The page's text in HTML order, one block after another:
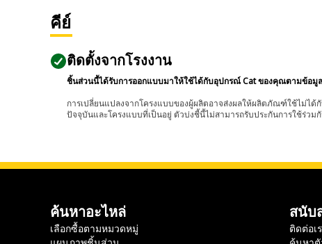
คีย์
ติดตั้งจากโรงงาน
ชิ้นส่วนนี้ได้รับการออกแบบมาให้ใช้ได้กับอุปกรณ์ Cat ของคุณตามข้อมู
การเปลี่ยนแปลงจากโครงแบบของผู้ผลิตอาจส่งผลให้ผลิตภัณฑ์ใช้ไม่
ปัจจุบันและโครงแบบที่เป็นอยู่ ตัวบ่งชี้นี้ไม่สามารถรับประกันการใช้ร่ว
ค้นหาอะไหล่
เลือกซื้อตามหมวดหมู่
สนับ
ติดต่อเ